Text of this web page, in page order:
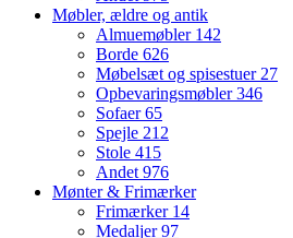
Møbler, ældre og antik
Almuemøbler 142
Borde 626
Møbelsæt og spisestuer27
Opbevaringsmøbler346
Sofaer65
Spejle 212
Stole 415
Andet976
Mønter & Frimærker
Frimærker 14
Medaljer97